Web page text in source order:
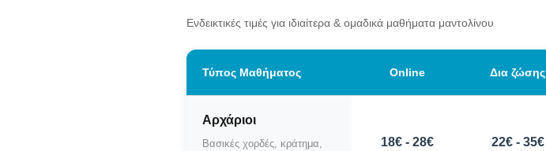
Ενδεικτικές τιμές για ιδιαίτερα & ομαδικά μαθήματα μαντολίνου
Τύπος Μαθήματος Online Δια ζώσης
Αρχάριοι
Βασικές χορδές, κράτημα,
18€ - 28€ 22€ - 35€